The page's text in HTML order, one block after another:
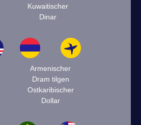
Kuwaitischer
Dinar
Armenischer
Dram tilgen
Ostkaribischer
Dollar